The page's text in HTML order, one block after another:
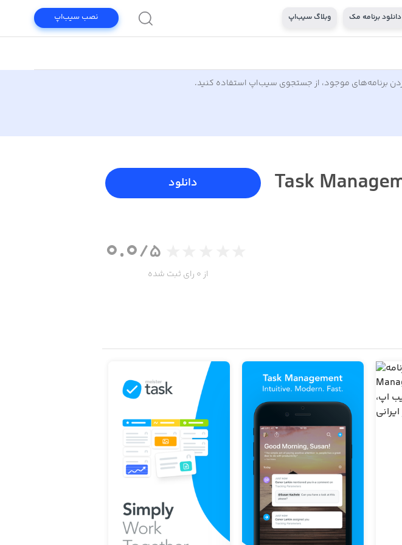
دانلود برنامه مک وبلاگ سیب‌اپ نصب سیب‌اپ
برنامه‌های موجود، از جستجوی سیب‌اپ استفاده کنید.
Task دانلود
0.0/5
از 0 رای ثبت شده